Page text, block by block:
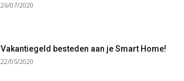
26/07/2020
Vakantiegeld besteden aan je Smart Home!
22/05/2020